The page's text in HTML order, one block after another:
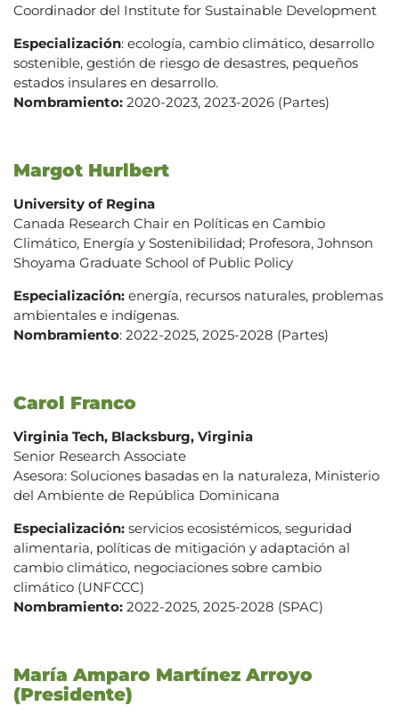
Coordinador del Institute for Sustainable Development
Especialización: ecología, cambio climático, desarrollo
sostenible, gestión de riesgo de desastres, pequeños
estados insulares en desarrollo.
Nombramiento: 2020-2023, 2023-2026 (Partes)
Margot Hurlbert
University of Regina
Canada Research Chair en Políticas en Cambio
Climático, Energía y Sostenibilidad; Profesora, Johnson
Shoyama Graduate School of Public Policy
Especialización: energía, recursos naturales, problemas
ambientales e indígenas.
Nombramiento: 2022-2025, 2025-2028 (Partes)
Carol Franco
Virginia Tech, Blacksburg, Virginia
Senior Research Associate
Asesora: Soluciones basadas en la naturaleza, Ministerio
del Ambiente de República Dominicana
Especialización: servicios ecosistémicos, seguridad
alimentaria, políticas de mitigación y adaptación al
cambio climático, negociaciones sobre cambio
climático (UNFCCC)
Nombramiento: 2022-2025, 2025-2028 (SPAC)
María Amparo Martínez Arroyo
(Presidente)